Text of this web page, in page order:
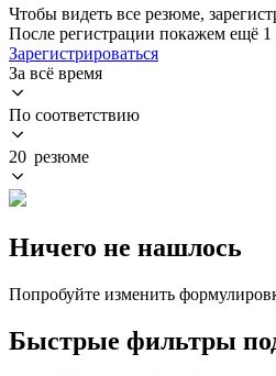
Чтобы видеть все резюме,
После регистрации покажем ещё
Зарегистрироваться
За всё время
По соответствию
20 резюме
Ничего не нашлось
Попробуйте изменить
Быстрые фильтры